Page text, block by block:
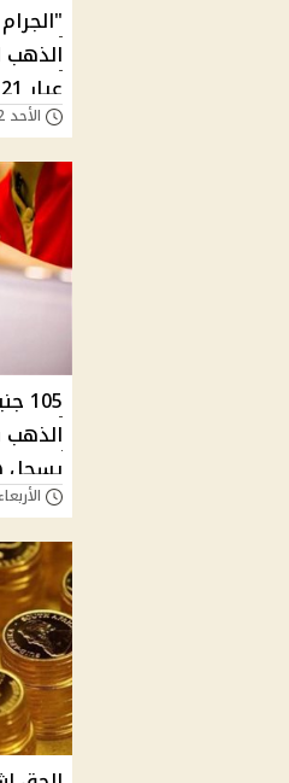
القيمة
الأحد 02/فبراير/2025 - 04:52 م
يسجل
الأربعاء 13/نوفمبر/2024 -